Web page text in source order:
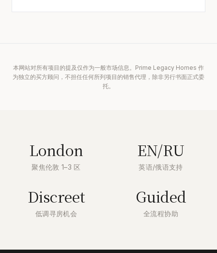
本网站对所有项目的提及仅作为一般市场信息。Prime Legacy Homes 作
为独立的买方顾问，不担任任何所列项目的销售代理，除非另行书面正式委
托。
London
聚焦伦敦 1–3 区
EN/RU
英语/俄语支持
Discreet
低调寻房机会
Guided
全流程协助